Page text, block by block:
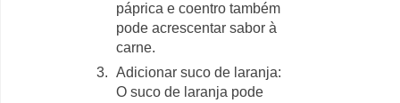
páprica e coentro também
pode acrescentar sabor à
carne.
Adicionar suco de laranja:
O suco de laranja pode